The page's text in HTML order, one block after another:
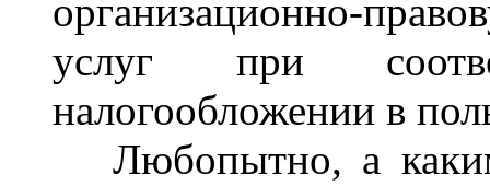
организационно-
услуг при
налогообложении в
Любопытно, а